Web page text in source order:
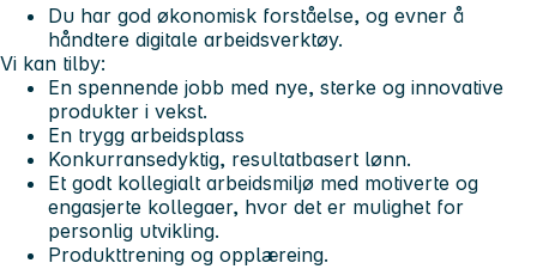
Du har god økonomisk forståelse, og evner å
håndtere digitale arbeidsverktøy.
Vi kan tilby:
En spennende jobb med nye, sterke og innovative
produkter i vekst.
En trygg arbeidsplass
Konkurransedyktig, resultatbasert lønn.
Et godt kollegialt arbeidsmiljø med motiverte og
engasjerte kollegaer, hvor det er mulighet for
personlig utvikling.
Produkttrening og opplæreing.